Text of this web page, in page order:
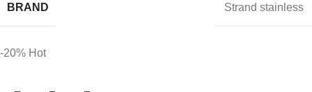
BRAND Strand stainless
-20% Hot